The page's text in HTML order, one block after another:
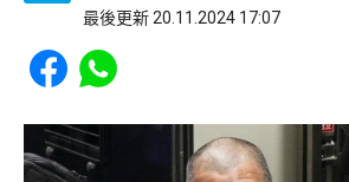
最後更新 20.11.2024 17:07
Share to Facebook
Share to WhatsApp